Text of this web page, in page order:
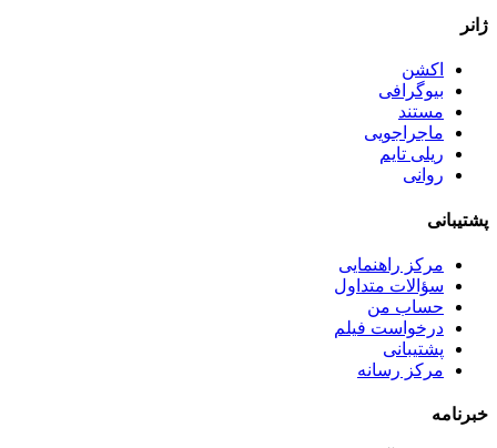
ژانر
اکشن
بیوگرافی
مستند
ماجراجویی
ریلی تایم
روانی
پشتیبانی
مرکز راهنمایی
سؤالات متداول
حساب من
درخواست فیلم
پشتیبانی
مرکز رسانه
خبرنامه